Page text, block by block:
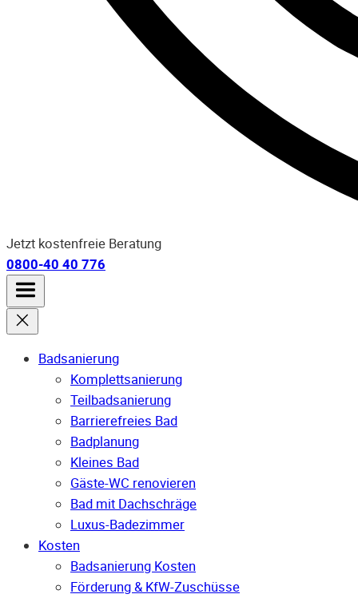
Jetzt kostenfreie Beratung
0800-40 40 776
Badsanierung
Komplettsanierung
Teilbadsanierung
Barrierefreies Bad
Badplanung
Kleines Bad
Gäste-WC renovieren
Bad mit Dachschräge
Luxus-Badezimmer
Kosten
Badsanierung Kosten
Förderung & KfW-Zuschüsse